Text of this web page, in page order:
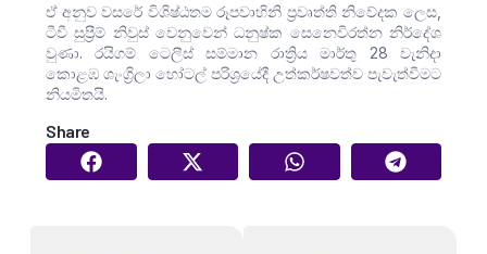
ඒ අනුව වසරේ විශිෂ්ඨතම රූපවාහිනි ප්‍රවෘත්ති නිවේදක ලෙස,
ටීවී සුප්‍රීම් නිවුස් වෙනුවෙන් ධනුෂ්ක සෙනෙවිරත්න නිර්දේශ
වුණා. රයිගම් ටෙලීස් සම්මාන රාත්‍රිය මාර්තු 28 වැනිදා
කොළඹ ශැංග්‍රිලා හෝටල් පරිශ්‍රයේදී උත්කර්ෂවත්ව පැවැත්වීමට
නියමිතයි.
Share